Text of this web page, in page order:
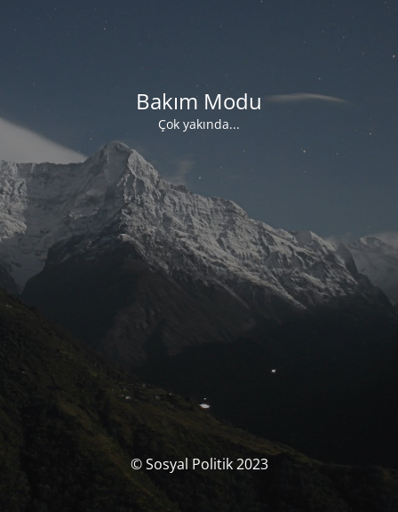
Bakım Modu
Çok yakında...
© Sosyal Politik 2023